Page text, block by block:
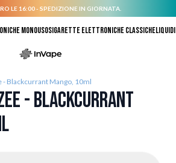
LE 16:00 - SPEDIZIONE IN GIORNATA.
monousoSigarette elettroniche classiche
- Blackcurrant Mango, 10ml
- Blackcurrant